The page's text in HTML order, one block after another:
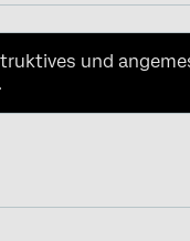
und